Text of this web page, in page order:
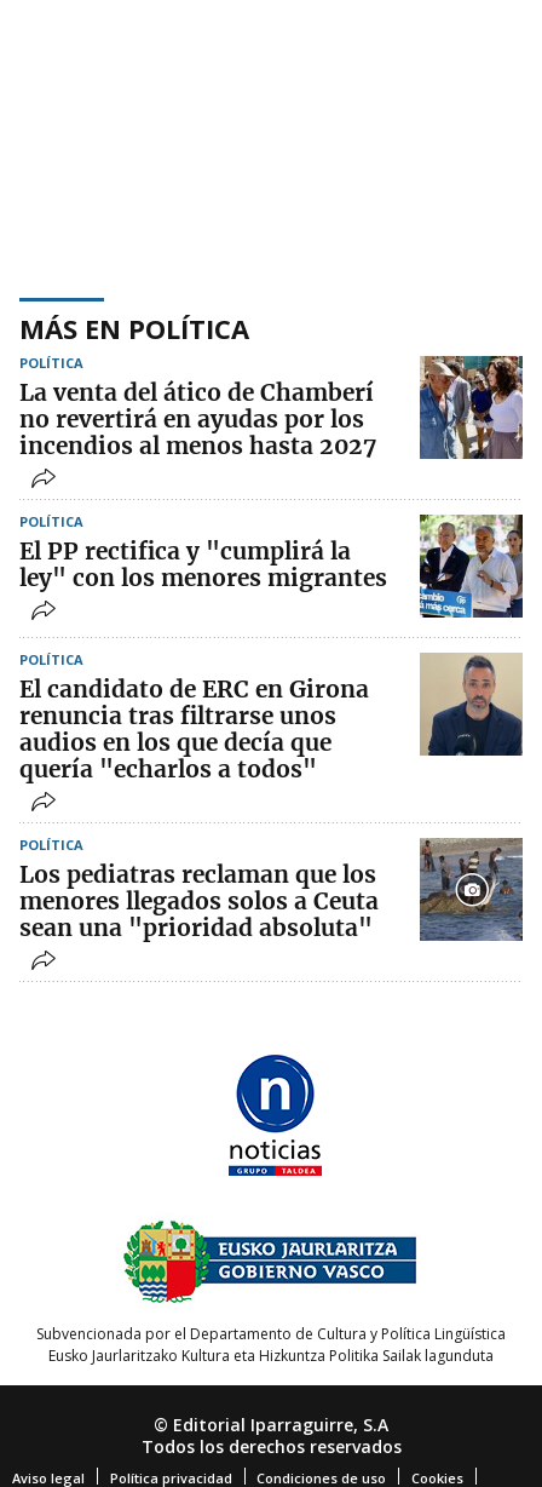
MÁS EN POLÍTICA
POLÍTICA
La venta del ático de Chamberí
no revertirá en ayudas por los
incendios al menos hasta 2027
POLÍTICA
El PP rectifica y "cumplirá la
ley" con los menores migrantes
POLÍTICA
El candidato de ERC en Girona
renuncia tras filtrarse unos
audios en los que decía que
quería "echarlos a todos"
POLÍTICA
Los pediatras reclaman que los
menores llegados solos a Ceuta
sean una "prioridad absoluta"
Subvencionada por el Departamento de Cultura y Política Lingüística
Eusko Jaurlaritzako Kultura eta Hizkuntza Politika Sailak lagunduta
© Editorial Iparraguirre, S.A
Todos los derechos reservados
Aviso legal Política privacidad Condiciones de uso Cookies